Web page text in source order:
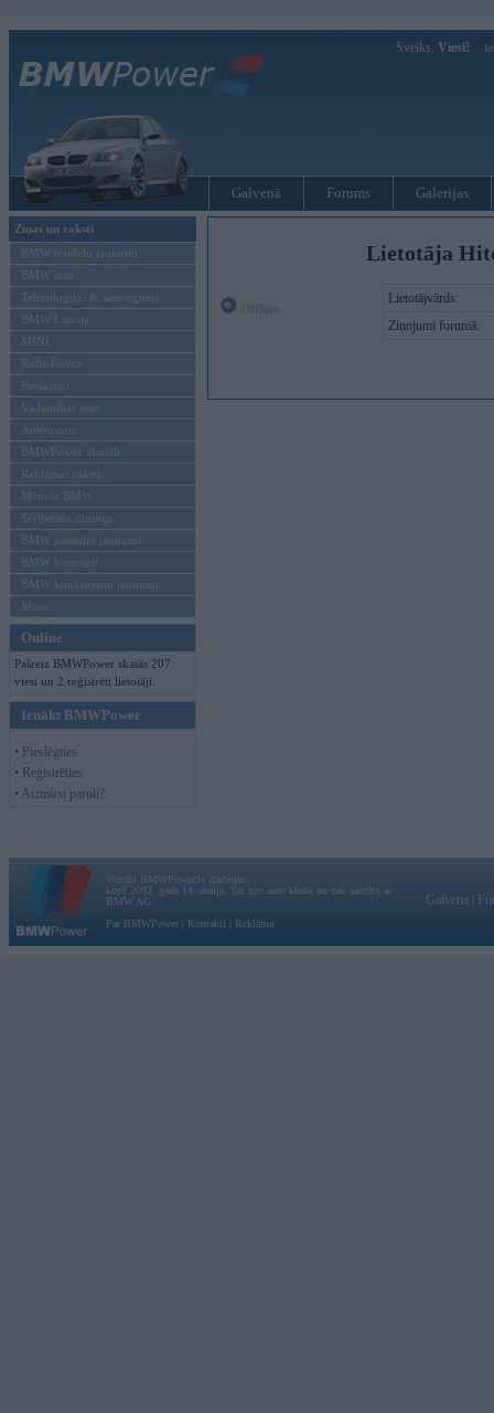
Sveiks, Viesi!
Galvenā Forums Galerijas
Ziņas un raksti
BMW modeļu jaunumi
BMW testi
Tehnoloģijas & sasniegumi
BMW Latvijā
MINI
Rolls-Royce
Pasākumi
Vadāmības tests
Autosports
BMWPower aktuāli
Reklāmas raksti
Mēneša BMW
Sērijveida tūnings
BMW pasaules jaunumi
BMW koncepti
BMW konkurentu jaunumi
Moto
Online
Pašreiz BMWPower skatās 207
viesi un 2 reģistrēti lietotāji.
Ienākt BMWPower
• Pieslēgties
• Reģistrēties
• Aizmirsi paroli?
Lietotāja
Lietotājvārds:
Ziņojumi forumā:
Vortāls BMWPower.lv darbojas
kopš 2002. gada 14. maija. Tas nav auto klubs un nav saistīts ar
BMW AG.
Par BMWPower
Kontakti Reklāma
Galvena